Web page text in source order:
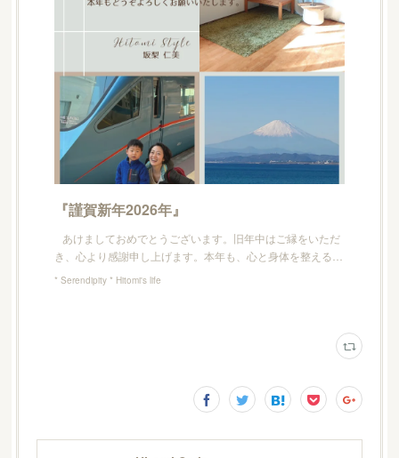
『謹賀新年2026年』
あけましておめでとうございます。旧年中はご縁をいただ
き、心より感謝申し上げます。本年も、心と身体を整える…
* Serendipity * Hitomi's life